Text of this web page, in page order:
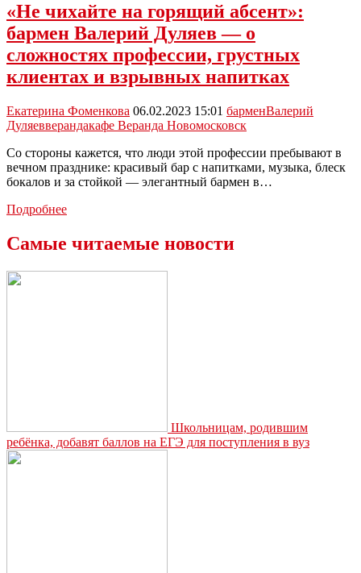
«Не чихайте на горящий абсент»:
бармен Валерий Дуляев — о
сложностях профессии, грустных
клиентах и взрывных напитках
Екатерина Фоменкова 06.02.2023 15:01 барменВалерий
Дуляевверандакафе Веранда Новомосковск
Со стороны кажется, что люди этой профессии пребывают в
вечном празднике: красивый бар с напитками, музыка, блеск
бокалов и за стойкой — элегантный бармен в…
Подробнее«Не
горящий
напитках
Самые читаемые новости
Школьницам, родившим
ребёнка, добавят баллов на ЕГЭ для поступления в вуз